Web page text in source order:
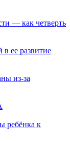
— как четверть
ее развитие
из-за
ребёнка к